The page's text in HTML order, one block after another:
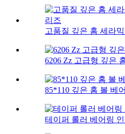
고품질 깊은 홈 세라
6206 Zz 고급형 깊은
85*110 깊은 홈 볼 베
테이퍼 롤러 베어링